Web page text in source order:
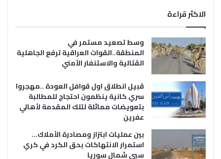
الاكثر قراءة
وسط تصعيد مستمر في
المنطقة..القوات العراقية ترفع الجاهلية
القتالية والاستنفار الأمني
قبيل انطلاق اول قوافل العودة ..مهجروا
سري كانية ينظمون احتجاج للمطالبة
بتعويضات مماثلة لتلك المقدمة لأهالي
عفرين
بين عمليات ابتزاز ومصادرة الأملاك…
استمرار الانتهاكات بحق الكرد في كري
سبي شمال سوريا